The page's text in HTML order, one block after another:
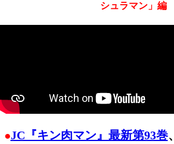
シュラマン」編
●JC『キン肉マン』最新第93巻、